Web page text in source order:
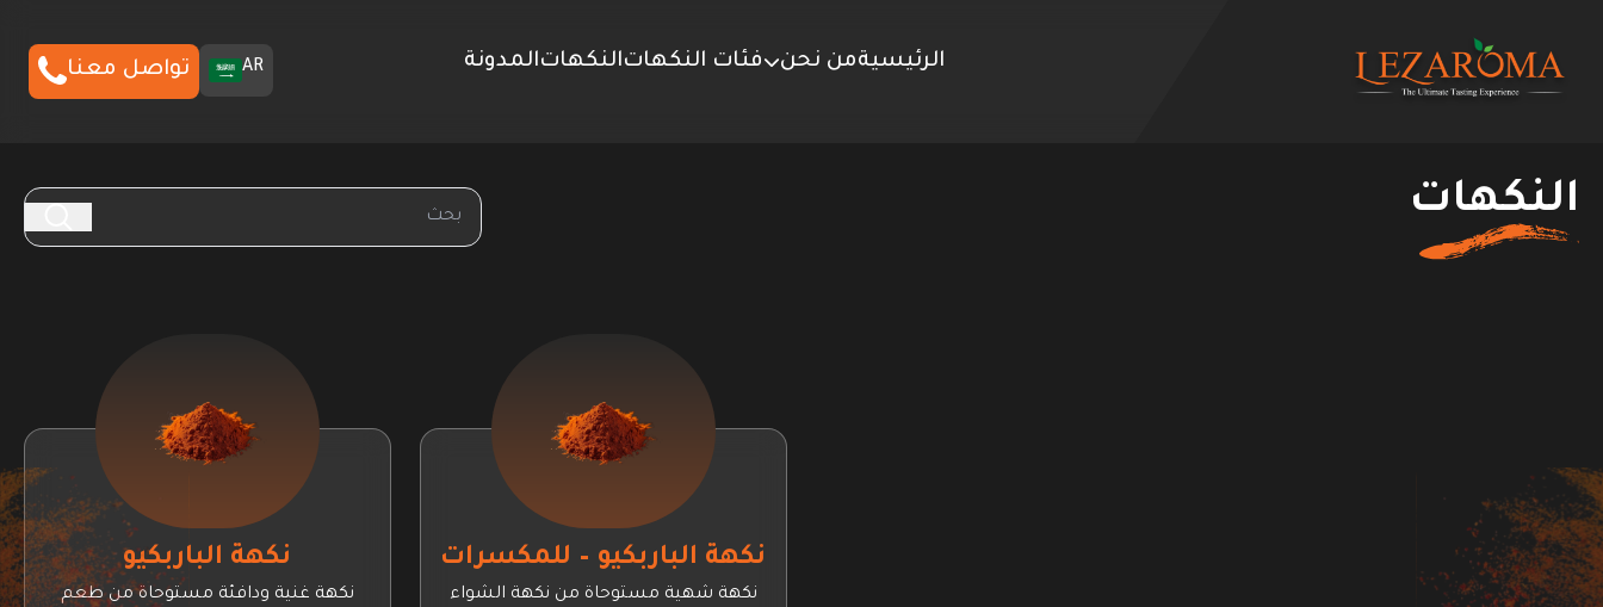
تواصل معنا AR المدونةالنكهاتفئات النكهات من نحنالرئيسية
النكهات
نكهة الباربكيو
نكهة غنية ودافئة مستوحاة من طعم
نكهة الباربكيو – للمكسرات
نكهة شهية مستوحاة من نكهة الشواء